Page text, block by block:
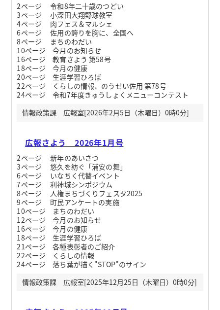
2ページ 令和8年二十歳のつどい
3ページ 小深田大翔野球教室
4ページ 肉フェス＆マルシェ
6ページ 佐用の誇りを胸に、全国へ
8ページ まちのわだい
10ページ 今月のお知らせ
16ページ 教育さよう 第58号
18ページ 今月の健康
20ページ 生涯学習ひろば
22ページ くらしの情報、のうせい佐用 第78号
24ページ 令和7年度きゅうしょくメニューコンテスト
情報政策課 広報室[2026年2月5日（木曜日）0時0分]
広報さよう 2026年1月号
2ページ 新年のあいさつ
3ページ 悠久を紡ぐ「浦安の舞」
6ページ いなちく代替イベント
7ページ 利神城シンポジウム
8ページ 人権まちづくりフェスタ2025
9ページ 町民アンケートの実施
10ページ まちのわだい
12ページ 今月のお知らせ
16ページ 今月の健康
18ページ 生涯学習ひろば
21ページ 各種表彰者のご紹介
22ページ くらしの情報
24ページ 落ち葉が描く"STOP"のサイン
情報政策課 広報室[2025年12月25日（木曜日）0時0分]